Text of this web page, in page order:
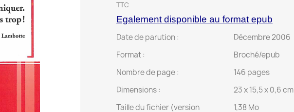
TTC
Egalement disponible au format epub
Date de parution :
Décembre 2006
Format :
Broché/epub
Nombre de page :
146 pages
Dimensions :
23 x 15,5 x 0,6 cm
Taille du fichier (version
1,38 Mo